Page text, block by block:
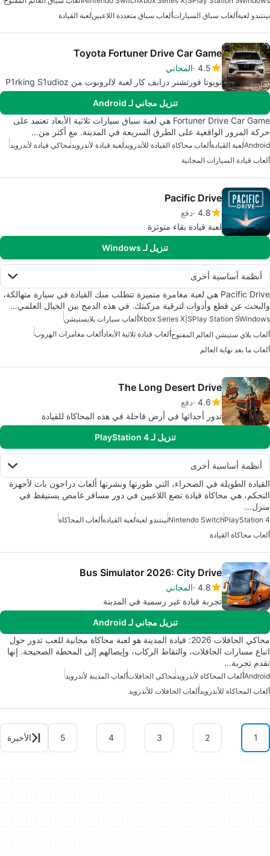
نينتندو لعبةألعاب سباق السياراتألعاب سباق متعددة اللاعبينلعبة القيادة
Toyota Fortuner Drive Car Game
4.5 المجاني
تويوتا فورتشنر درايف كار لعبة لالروبوت من P1rking S1udioz
تنزيل مجاني لـ Android
Fortuner Drive Car Game هي لعبة سباق سيارات ثلاثية الأبعاد تعتمد على
حركة المرور الواقعية على الطرق السريعة في المدينة. مع أكثر من…
Androidلعبة القيادةألعاب محاكاة القيادة للأندرويد لعبة قيادة لأندرويدمحاكي قيادة لأندرويد
ألعاب قيادة السيارات المجانية
Pacific Drive
4.8 دفع
لعبة قيادة بقاء متوترة
تنزيل لـ Windows
أنظمة أساسية أخرى
Pacific Drive هي لعبة مغامرة متميزة تتطلب منك القيادة في سيارة متهالكة،
والبحث عن قطع وأدوات لترقية مركبتك. في هذه الدمج بين الخيال العلمي…
Windows
Play Station 5
Xbox Series X|Sألعاب سيارات بلايستيشن
ألعاب بلاي ستيشن العالم المفتوحألعاب قيادة ثلاثية الأبعادألعاب مغامرات الهروب
ألعاب ما بعد نهاية العالم
The Long Desert Drive
4.6 دفع
تدور أحداثها في أرض قاحلة في هذه المحاكاة للقيادة
تنزيل لـ PlayStation 4
أنظمة أساسية أخرى
القيادة الطويلة في الصحراء، التي طورتها ونشرتها ألعاب دراجون باث لأجهزة
التحكم، هي محاكاة قيادة تضع اللاعبين في دور مسافر غامض يستيقظ في
منزل…
PlayStation 4
Nintendo Switchنينتندو لعبةلعبة القيادةألعاب المحاكاة
ألعاب محاكاة القيادة
Bus Simulator 2026: City Drive
4.8 المجاني
تجربة قيادة غير رسمية في المدينة
تنزيل مجاني لـ Android
محاكي الحافلات 2026: قيادة المدينة هو لعبة محاكاة مجانية للعب تدور حول
اتباع مسارات الحافلات، والتقاط الركاب، وإيصالهم إلى المحطة الصحيحة. إنها
تقدم تجربة…
Androidألعاب المحاكاة لأندرويدمحاكي الحافلاتألعاب المدينة لأندرويد
ألعاب المحاكاة للأندرويدألعاب الحافلات للأندرويد
1
2
3
4
5 الأخيرة